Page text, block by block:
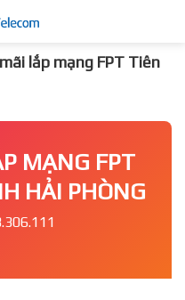
lắp mạng FPT Tiên
MẠNG FPT
HẢI PHÒNG